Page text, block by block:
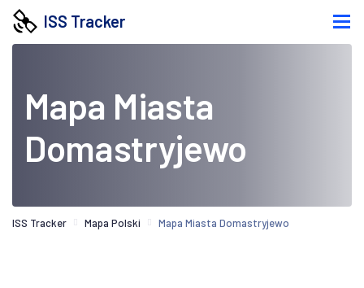
ISS Tracker
Mapa Miasta
Domastryjewo
ISS Tracker Mapa Polski Mapa Miasta Domastryjewo